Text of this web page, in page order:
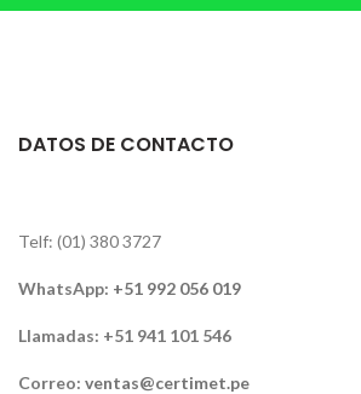
DATOS DE CONTACTO
Telf: (01) 380 3727
WhatsApp: +51 992 056 019
Llamadas: +51 941 101 546
Correo: ventas@certimet.pe